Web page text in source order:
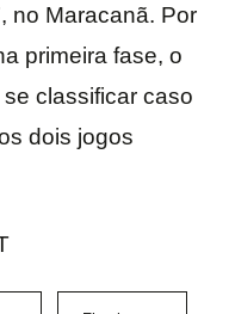
no Maracanã. Por
primeira fase, o
classificar caso
dois jogos